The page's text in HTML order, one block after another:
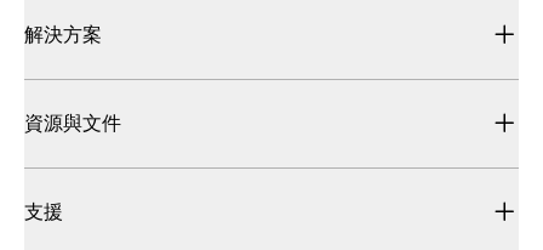
解決方案
資源與文件
支援